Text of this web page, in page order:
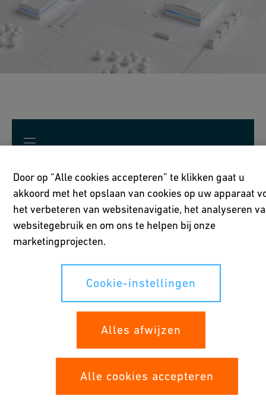
Toepassingen
Door op “Alle cookies accepteren” te klikken gaat u
akkoord met het opslaan van cookies op uw apparaat
het verbeteren van websitenavigatie, het analyseren
websitegebruik en om ons te helpen bij onze
marketingprojecten.
Cookie-instellingen
Alles afwijzen
Alle cookies accepteren